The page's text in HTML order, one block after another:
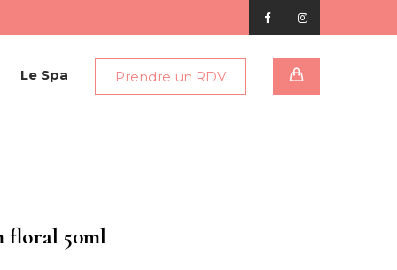
Le Spa Prendre un RDV
floral 50ml